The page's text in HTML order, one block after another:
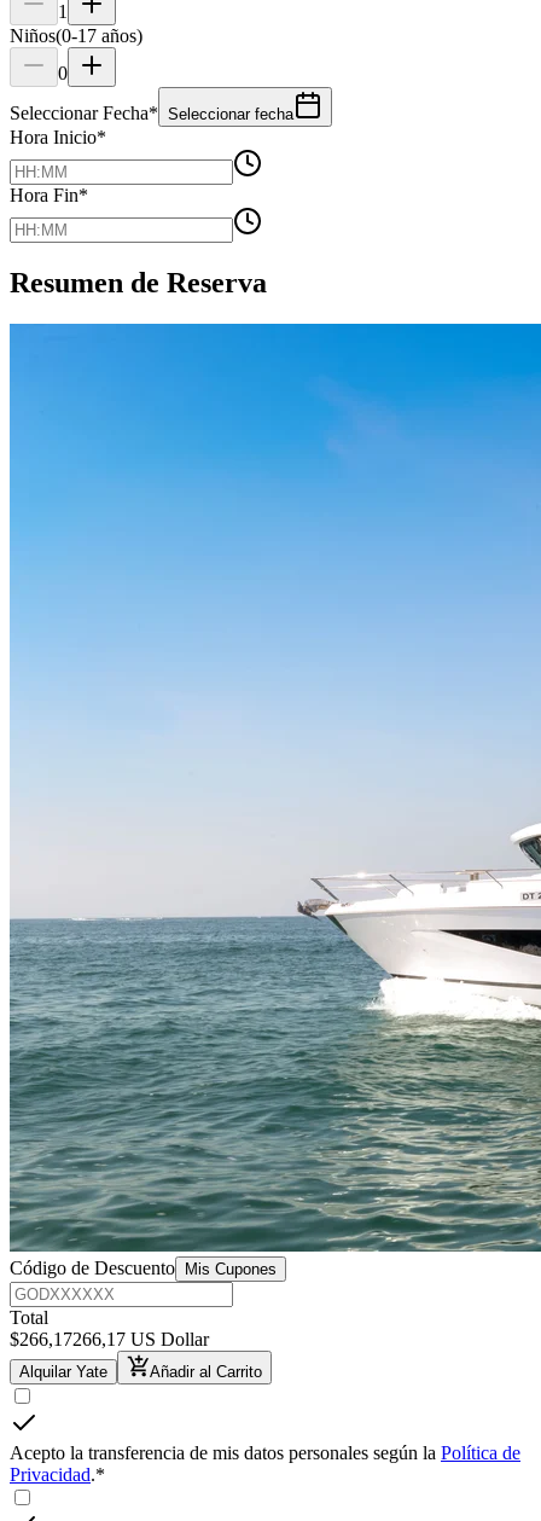
1
Niños(0-17 años)
0
Seleccionar Fecha* Seleccionar fecha
Hora Inicio*
Hora Fin*
Resumen de Reserva
Código de Descuento Mis Cupones
Total
$266,17266,17 US Dollar
Alquilar Yate Añadir al Carrito
Acepto la transferencia de mis datos personales según la Política de
Privacidad.*